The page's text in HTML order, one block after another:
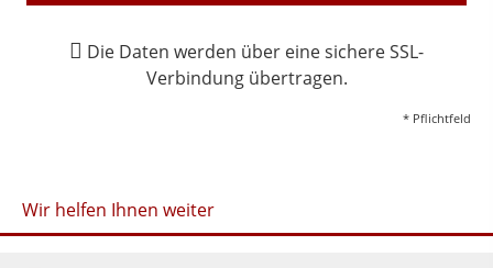
Die Daten werden über eine sichere SSL-
Verbindung übertragen.
* Pflichtfeld
Wir helfen Ihnen weiter